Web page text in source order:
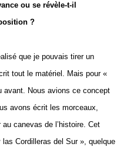
ou se révèle-t-il
?
que je pouvais tirer un
tout le matériel. Mais pour «
Nous avions ce concept
avons écrit les morceaux,
canevas de l’histoire. Cet
Cordilleras del Sur », quelque